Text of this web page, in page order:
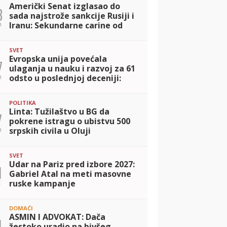
Američki Senat izglasao do
sada najstrože sankcije Rusiji i
Iranu: Sekundarne carine od
kroz
SVET
Evropska unija povećala
ulaganja u nauku i razvoj za 61
odsto u poslednjoj deceniji:
POLITIKA
Linta: Tužilaštvo u BG da
pokrene istragu o ubistvu 500
srpskih civila u Oluji
SVET
Udar na Pariz pred izbore 2027:
Gabriel Atal na meti masovne
ruske kampanje
DOMAĆI
ASMIN I ADVOKAT: Dača